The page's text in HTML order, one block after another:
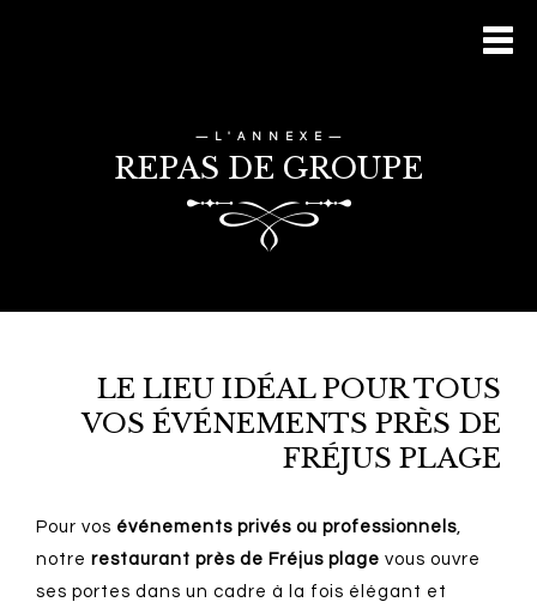
— L ' A N N E X E —
REPAS DE GROUPE
LE LIEU IDÉAL POUR TOUS
VOS ÉVÉNEMENTS PRÈS DE
FRÉJUS PLAGE
Pour vos événements privés ou professionnels,
notre restaurant près de Fréjus plage vous ouvre
ses portes dans un cadre à la fois élégant et